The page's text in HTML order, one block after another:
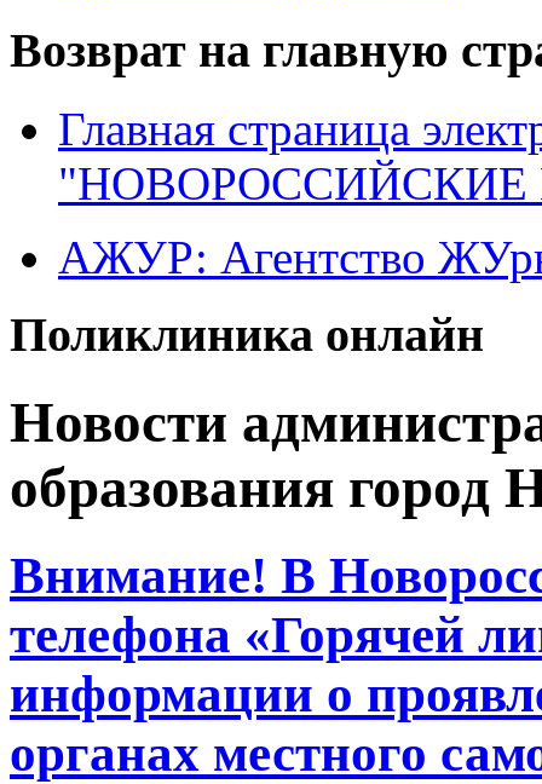
Возврат на главную
Главная страница
"НОВОРОССИЙСКИЕ
АЖУР: Агентство
Поликлиника онлайн
Новости
образования город
Внимание! В
телефона «Горячей
информации о
органах местного